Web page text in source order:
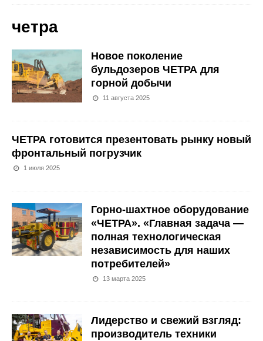
четра
Новое поколение
бульдозеров ЧЕТРА для
горной добычи
11 августа 2025
ЧЕТРА готовится презентовать рынку новый
фронтальный погрузчик
1 июля 2025
Горно-шахтное оборудование
«ЧЕТРА». «Главная задача —
полная технологическая
независимость для наших
потребителей»
13 марта 2025
Лидерство и свежий взгляд:
производитель техники